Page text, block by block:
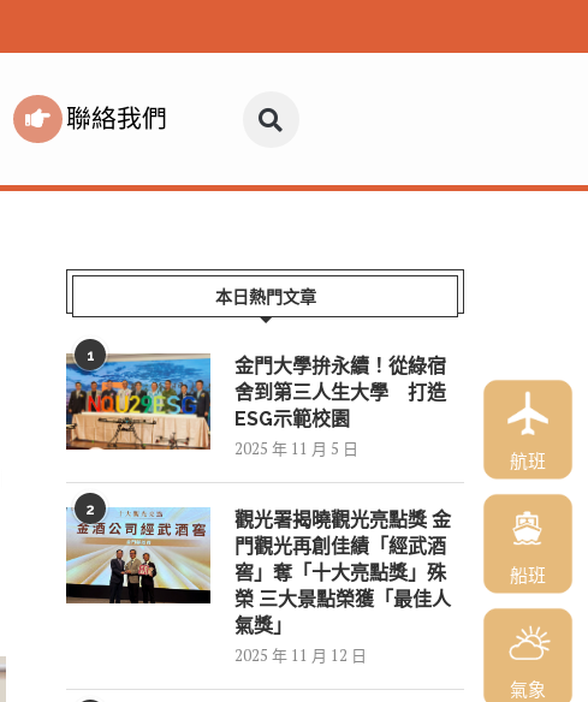
聯絡我們
本日熱門文章
1
金門大學拚永續！從綠宿
舍到第三人生大學 打造
ESG示範校園
2025 年 11 月 5 日
2
觀光署揭曉觀光亮點獎 金
門觀光再創佳績「經武酒
窖」奪「十大亮點獎」殊
榮 三大景點榮獲「最佳人
氣獎」
2025 年 11 月 12 日
航班
船班
氣象